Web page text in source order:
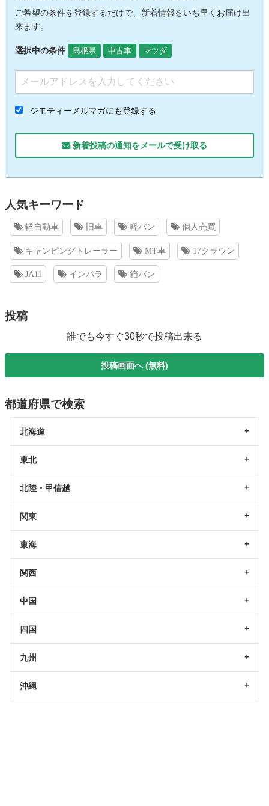
ご希望の条件を登録するだけで、新着情報をいち早くお届け出
来ます。
選択中の条件 島根県 中古車 マツダ
ジモティーメルマガにも登録する
新着投稿の通知をメールで受け取る
人気キーワード
軽自動車 旧車 軽バン 個人売買
キャンピングトレーラー MT車 17クラウン
JA11 インパラ 箱バン
投稿
誰でも今すぐ30秒で投稿出来る
投稿画面へ (無料)
都道府県で検索
北海道
東北
北陸・甲信越
関東
東海
関西
中国
四国
九州
沖縄